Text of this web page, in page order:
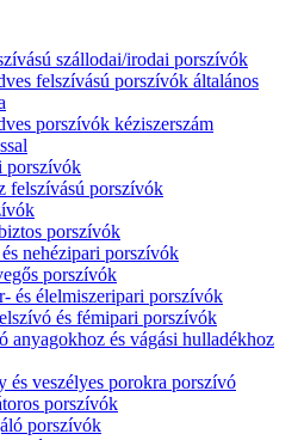
szállodai/irodai porszívók
felszívású porszívók általános
porszívók kéziszerszám
porszívók
felszívású porszívók
porszívók
nehézipari porszívók
porszívók
és élelmiszeripari porszívók
és fémipari porszívók
anyagokhoz és vágási hulladékhoz
és veszélyes porokra porszívó
porszívók
porszívók